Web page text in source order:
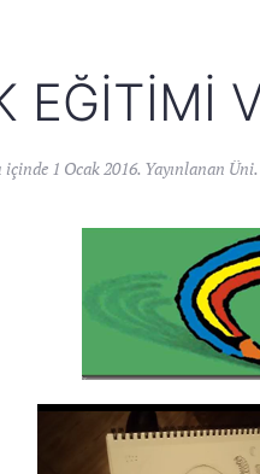
EĞITIMI
içinde 1 Ocak 2016. Yayınlanan